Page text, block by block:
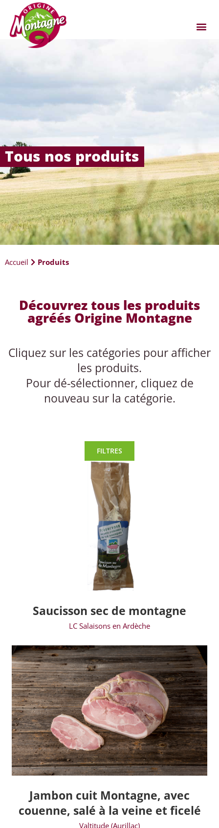
Tous nos produits
Accueil Produits
Découvrez tous les produits
agréés Origine Montagne
Cliquez sur les catégories pour afficher
les produits.
Pour dé-sélectionner, cliquez de
nouveau sur la catégorie.
FILTRES
Saucisson sec de montagne
LC Salaisons en Ardèche
Jambon cuit Montagne, avec
couenne, salé à la veine et ficelé
Valtitude (Aurillac)